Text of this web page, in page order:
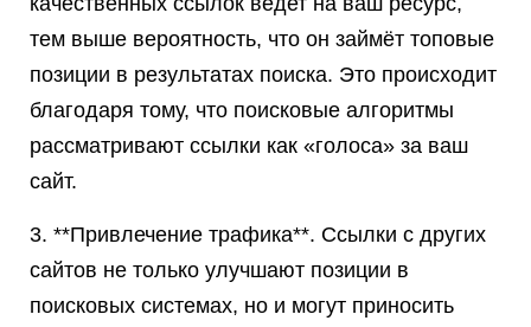
тем выше вероятность, что он займёт топовые
позиции в результатах поиска. Это происходит
благодаря тому, что поисковые алгоритмы
рассматривают ссылки как «голоса» за ваш
сайт.
3. **Привлечение трафика**. Ссылки с других
сайтов не только улучшают позиции в
поисковых системах, но и могут приносить